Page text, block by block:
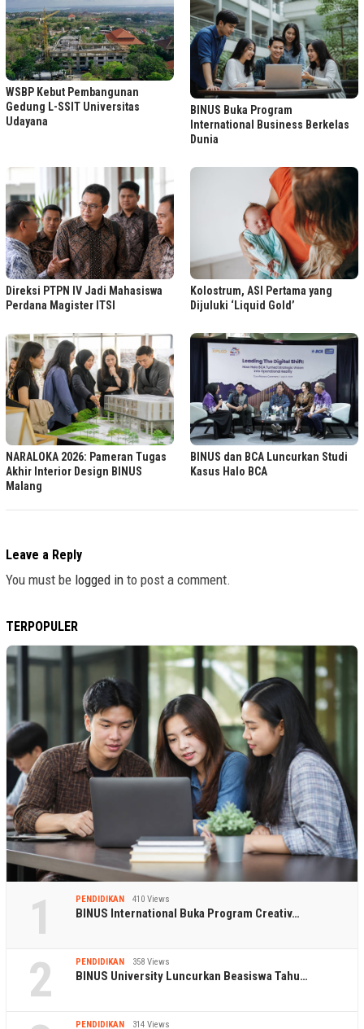
WSBP Kebut Pembangunan
Gedung L-SSIT Universitas
Udayana
BINUS Buka Program
International Business Berkelas
Dunia
Direksi PTPN IV Jadi Mahasiswa
Perdana Magister ITSI
Kolostrum, ASI Pertama yang
Dijuluki ‘Liquid Gold’
NARALOKA 2026: Pameran Tugas
Akhir Interior Design BINUS
Malang
BINUS dan BCA Luncurkan Studi
Kasus Halo BCA
Leave a Reply
You must be logged in to post a comment.
TERPOPULER
1 PENDIDIKAN 410 Views
BINUS International Buka Program Creativ…
2 PENDIDIKAN 358 Views
BINUS University Luncurkan Beasiswa Tahu…
PENDIDIKAN 314 Views